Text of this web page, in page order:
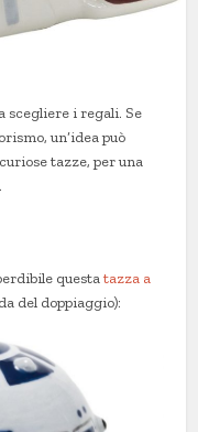
scegliere i regali. Se
un’idea può
tazze, per una
questatazza a
del doppiaggio):